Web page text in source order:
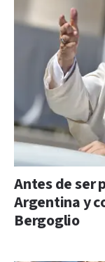
Antes de ser
Argentina y
Bergoglio